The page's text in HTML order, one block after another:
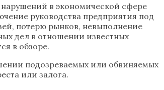
в экономической сфере
руководства предприятия под
потерю рынков, невыполнение
дел в отношении известных
в обзоре.
подозреваемых или обвиняемых
или залога.